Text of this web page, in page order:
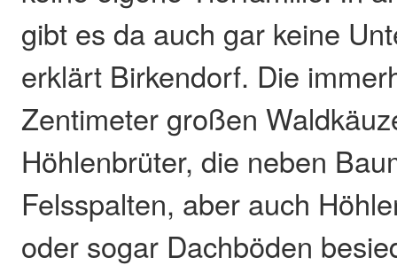
gibt es da auch gar keine
erklärt Birkendorf. Die
Zentimeter großen
Höhlenbrüter, die neben
Felsspalten, aber auch
oder sogar Dachböden